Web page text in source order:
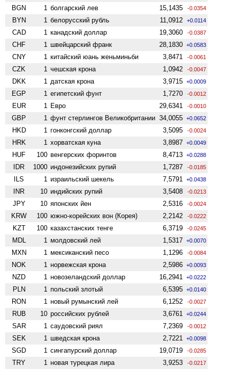
BGN 1 болгарский лев 15,1435 -0.0354
BYN 1 белорусский рубль 11,0912 +0.0114
CAD 1 канадский доллар 19,3060 -0.0387
CHF 1 швейцарский франк 28,1830 +0.0583
CNY 1 китайский юань женьминьби 3,8471 -0.0061
CZK 1 чешская крона 1,0942 -0.0047
DKK 1 датская крона 3,9715 +0.0009
EGP 1 египетский фунт 1,7270 -0.0012
EUR 1 Евро 29,6341 -0.0010
GBP 1 фунт стерлингов Велико­британии 34,0055 +0.0652
HKD 1 гонконгский доллар 3,5095 -0.0024
HRK 1 хорватская куна 3,8987 +0.0049
HUF 100 венгерских форинтов 8,4713 +0.0288
IDR 1000 индонезийских рупий 1,7287 -0.0185
ILS 1 израильский шекель 7,5791 +0.0438
INR 10 индийских рупий 3,5408 -0.0213
JPY 10 японских йен 2,5316 -0.0024
KRW 100 южно-корейских вон (Корея) 2,2142 -0.0222
KZT 100 казахстанских тенге 6,3719 -0.0245
MDL 1 молдовский лей 1,5317 +0.0070
MXN 1 мексиканский песо 1,1296 -0.0084
NOK 1 норвежская крона 2,5986 +0.0093
NZD 1 ново­зеландский доллар 16,2941 +0.0222
PLN 1 польский злотый 6,5395 +0.0140
RON 1 новый румынский лей 6,1252 -0.0027
RUB 10 российских рублей 3,6761 +0.0244
SAR 1 саудовский риял 7,2369 -0.0012
SEK 1 шведская крона 2,7221 +0.0098
SGD 1 сингапурский доллар 19,0719 -0.0285
TRY 1 новая турецкая лира 3,9253 -0.0217